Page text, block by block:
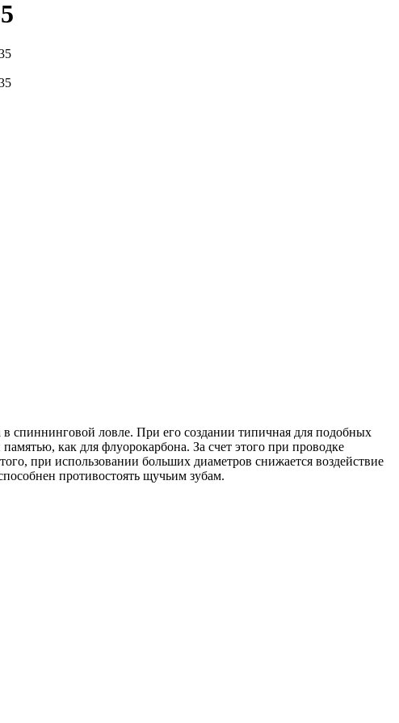
в спиннинговой ловле. При его создании типичная для подобных
как для флуорокарбона. За счет этого при проводке
при использовании больших диаметров снижается воздействие
противостоять щучьим зубам.